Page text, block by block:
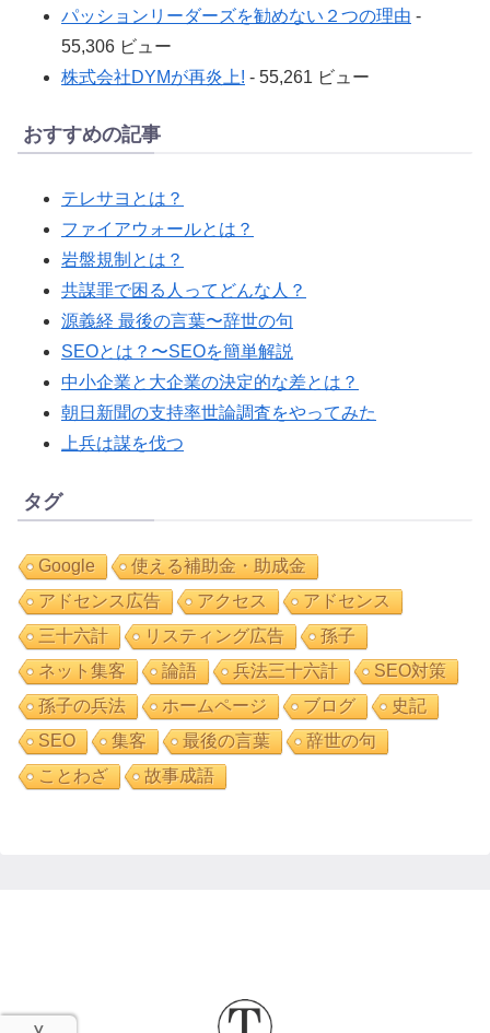
パッションリーダーズを勧めない２つの理由 -
55,306 ビュー
株式会社DYMが再炎上! - 55,261 ビュー
おすすめの記事
テレサヨとは？
ファイアウォールとは？
岩盤規制とは？
共謀罪で困る人ってどんな人？
源義経 最後の言葉〜辞世の句
SEOとは？〜SEOを簡単解説
中小企業と大企業の決定的な差とは？
朝日新聞の支持率世論調査をやってみた
上兵は謀を伐つ
タグ
Google
使える補助金・助成金
アドセンス広告
アクセス
アドセンス
三十六計
リスティング広告
孫子
ネット集客
論語 兵法三十六計
SEO対策
孫子の兵法
ホームページ ブログ
史記
SEO
集客 最後の言葉
辞世の句
ことわざ
故事成語